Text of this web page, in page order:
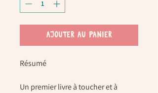
AJOUTER AU PANIER
Résumé
Un premier livre à toucher et à